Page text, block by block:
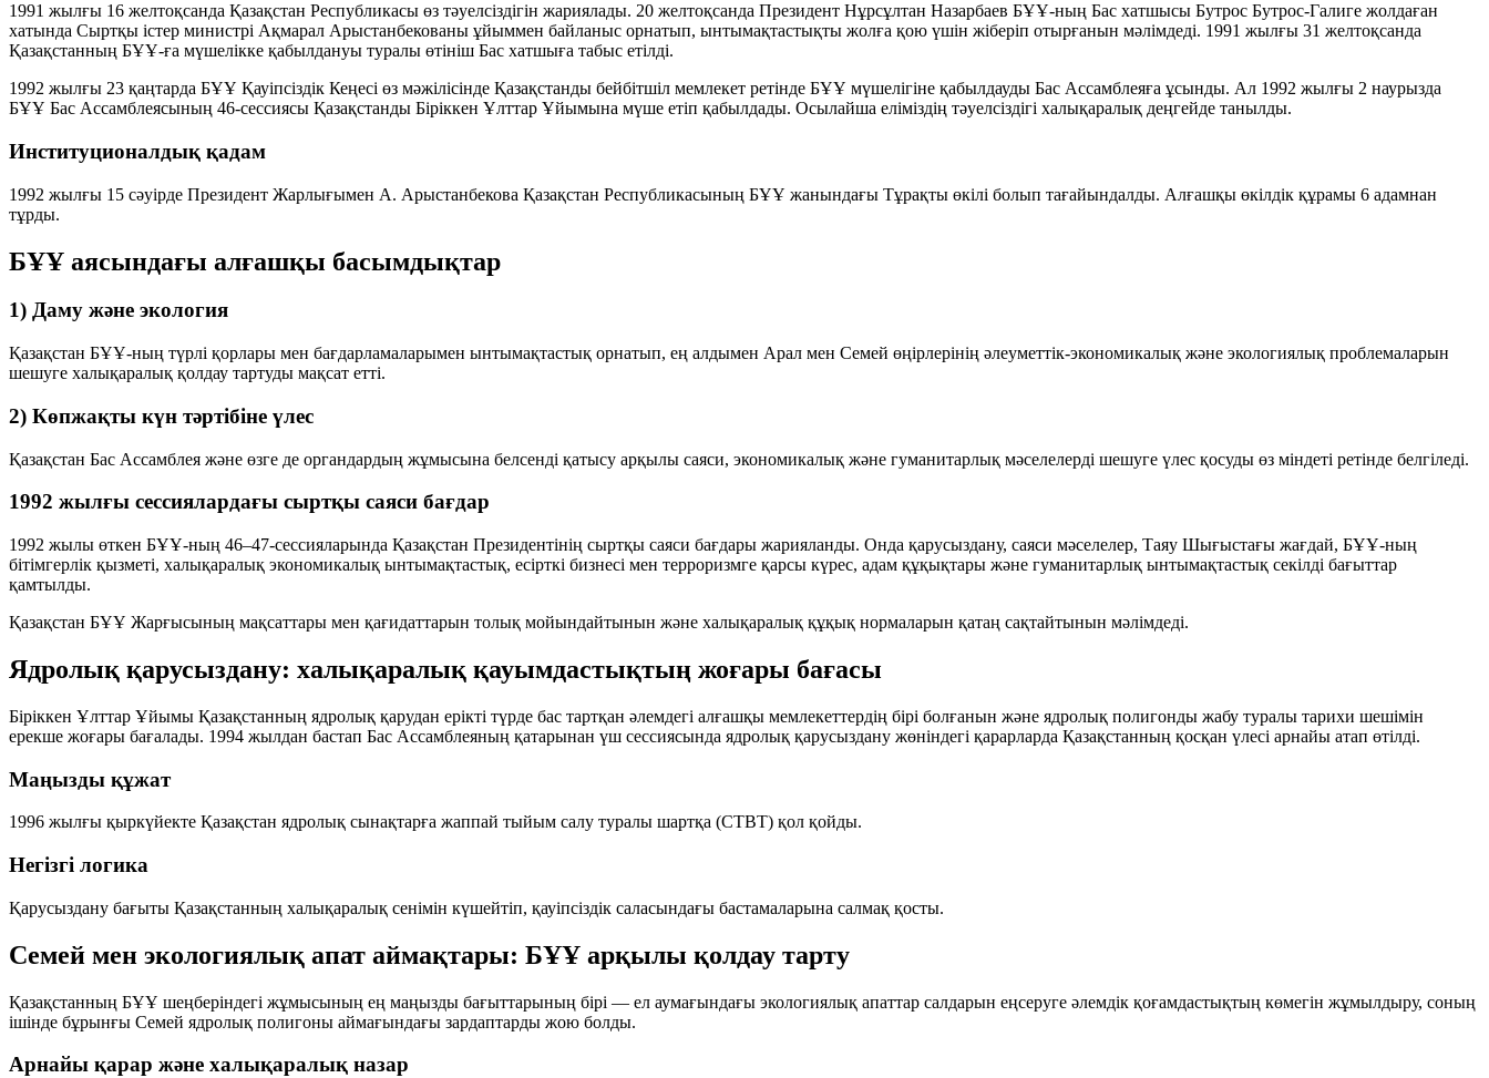
1991 жылғы 16 желтоқсанда Қазақстан Республикасы өз тәуелсіздігін жариялады. 20 желтоқсанда Президент Нұрсұлтан Назарбаев БҰҰ-ның Бас хатшысы Бутрос Бутрос-Галиге жолдаған
хатында Сыртқы істер министрі Ақмарал Арыстанбекованы ұйыммен байланыс орнатып, ынтымақтастықты жолға қою үшін жіберіп отырғанын мәлімдеді. 1991 жылғы 31 желтоқсанда
Қазақстанның БҰҰ-ға мүшелікке қабылдануы туралы өтініш Бас хатшыға табыс етілді.
1992 жылғы 23 қаңтарда БҰҰ Қауіпсіздік Кеңесі өз мәжілісінде Қазақстанды бейбітшіл мемлекет ретінде БҰҰ мүшелігіне қабылдауды Бас Ассамблеяға ұсынды. Ал 1992 жылғы 2 наурызда
БҰҰ Бас Ассамблеясының 46-сессиясы Қазақстанды Біріккен Ұлттар Ұйымына мүше етіп қабылдады. Осылайша еліміздің тәуелсіздігі халықаралық деңгейде танылды.
Институционалдық қадам
1992 жылғы 15 сәуірде Президент Жарлығымен А. Арыстанбекова Қазақстан Республикасының БҰҰ жанындағы Тұрақты өкілі болып тағайындалды. Алғашқы өкілдік құрамы 6 адамнан
тұрды.
БҰҰ аясындағы алғашқы басымдықтар
1) Даму және экология
Қазақстан БҰҰ-ның түрлі қорлары мен бағдарламаларымен ынтымақтастық орнатып, ең алдымен Арал мен Семей өңірлерінің әлеуметтік-экономикалық және экологиялық проблемаларын
шешуге халықаралық қолдау тартуды мақсат етті.
2) Көпжақты күн тәртібіне үлес
Қазақстан Бас Ассамблея және өзге де органдардың жұмысына белсенді қатысу арқылы саяси, экономикалық және гуманитарлық мәселелерді шешуге үлес қосуды өз міндеті ретінде белгіледі.
1992 жылғы сессиялардағы сыртқы саяси бағдар
1992 жылы өткен БҰҰ-ның 46–47-сессияларында Қазақстан Президентінің сыртқы саяси бағдары жарияланды. Онда қарусыздану, саяси мәселелер, Таяу Шығыстағы жағдай, БҰҰ-ның
бітімгерлік қызметі, халықаралық экономикалық ынтымақтастық, есірткі бизнесі мен терроризмге қарсы күрес, адам құқықтары және гуманитарлық ынтымақтастық секілді бағыттар
қамтылды.
Қазақстан БҰҰ Жарғысының мақсаттары мен қағидаттарын толық мойындайтынын және халықаралық құқық нормаларын қатаң сақтайтынын мәлімдеді.
Ядролық қарусыздану: халықаралық қауымдастықтың жоғары бағасы
Біріккен Ұлттар Ұйымы Қазақстанның ядролық қарудан ерікті түрде бас тартқан әлемдегі алғашқы мемлекеттердің бірі болғанын және ядролық полигонды жабу туралы тарихи шешімін
ерекше жоғары бағалады. 1994 жылдан бастап Бас Ассамблеяның қатарынан үш сессиясында ядролық қарусыздану жөніндегі қарарларда Қазақстанның қосқан үлесі арнайы атап өтілді.
Маңызды құжат
1996 жылғы қыркүйекте Қазақстан ядролық сынақтарға жаппай тыйым салу туралы шартқа (CTBT) қол қойды.
Негізгі логика
Қарусыздану бағыты Қазақстанның халықаралық сенімін күшейтіп, қауіпсіздік саласындағы бастамаларына салмақ қосты.
Семей мен экологиялық апат аймақтары: БҰҰ арқылы қолдау тарту
Қазақстанның БҰҰ шеңберіндегі жұмысының ең маңызды бағыттарының бірі — ел аумағындағы экологиялық апаттар салдарын еңсеруге әлемдік қоғамдастықтың көмегін жұмылдыру, соның
ішінде бұрынғы Семей ядролық полигоны аймағындағы зардаптарды жою болды.
Арнайы қарар және халықаралық назар